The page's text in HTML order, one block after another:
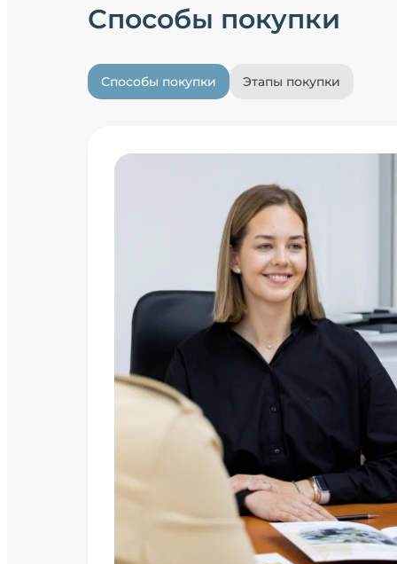
Способы покупки
Способы покупки Этапы покупки